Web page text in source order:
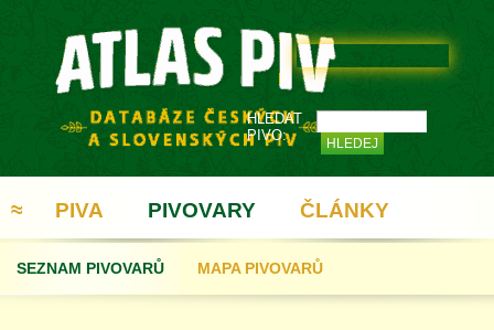
HLEDAT
PIVO:
≈ PIVA PIVOVARY
SEZNAM PIVOVARŮ MAPA PIVOVARŮ
ČLÁNKY
REGISTRACE